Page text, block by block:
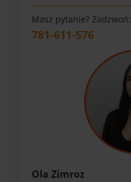
Masz pytanie? Zadzwoń:
781-611-576
Ola Zimroz